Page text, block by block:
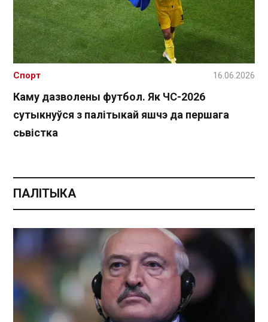
Каму дазволены футбол. Як ЧС-2026
сутыкнуўся з палітыкай яшчэ да першага
сьвістка
Спорт 16.06.2026
ПАЛІТЫКА